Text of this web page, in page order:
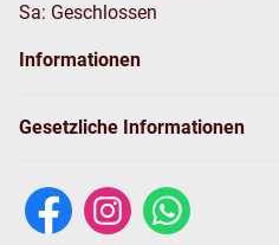
Sa: Geschlossen
Informationen
Gesetzliche Informationen